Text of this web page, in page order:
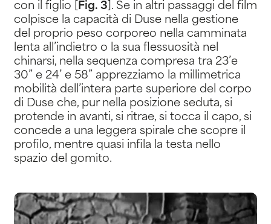
con il figlio [ Fig. 3 ]. Se in altri passaggi del film
colpisce la capacità di Duse nella gestione
del proprio peso corporeo nella camminata
lenta all’indietro o la sua flessuosità nel
chinarsi, nella sequenza compresa tra 23’e
30” e 24’ e 58” apprezziamo la millimetrica
mobilità dell’intera parte superiore del corpo
di Duse che, pur nella posizione seduta, si
protende in avanti, si ritrae, si tocca il capo, si
concede a una leggera spirale che scopre il
profilo, mentre quasi infila la testa nello
spazio del gomito.